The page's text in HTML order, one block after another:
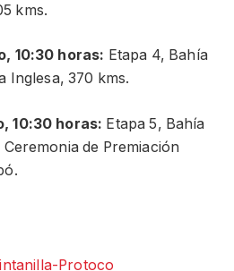
kms.
10:30 horas: Etapa 4, Bahía
Inglesa, 370 kms.
10:30 horas: Etapa 5, Bahía
de Premiación